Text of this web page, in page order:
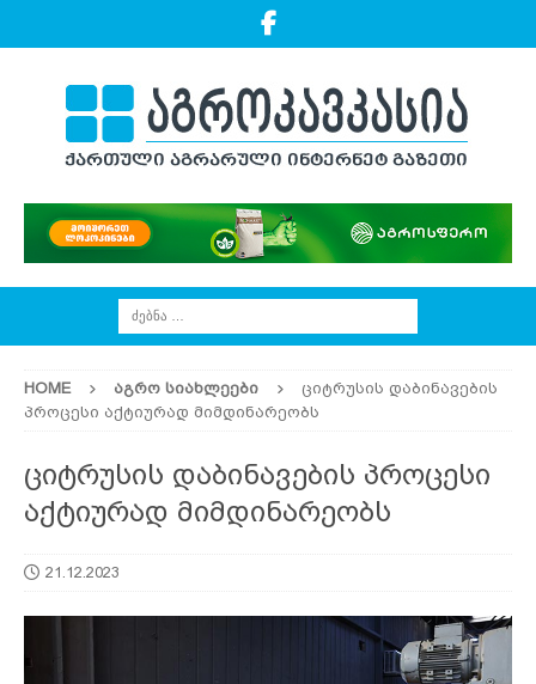
HOME ᲐᲒᲠᲝ ᲡᲘᲐᲮᲚᲔᲔᲑᲘ
ციტრუსის დაბინავების
პროცესი აქტიურად მიმდინარეობს
ციტრუსის დაბინავების პროცესი
აქტიურად მიმდინარეობს
21.12.2023